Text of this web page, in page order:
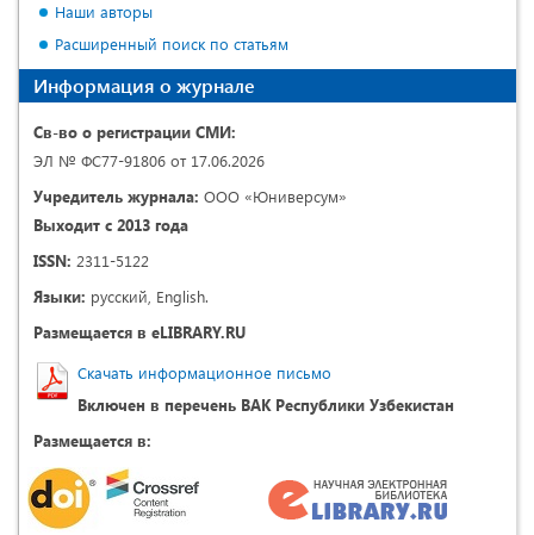
Наши авторы
Расширенный поиск по статьям
Информация о журнале
Св-во о регистрации СМИ:
ЭЛ № ФС77-91806 от 17.06.2026
Учредитель журнала: ООО «Юниверсум»
Выходит с 2013 года
ISSN: 2311-5122
Языки: русский, English.
Размещается в eLIBRARY.RU
Скачать информационное письмо
Включен в перечень ВАК Республики Узбекистан
Размещается в: